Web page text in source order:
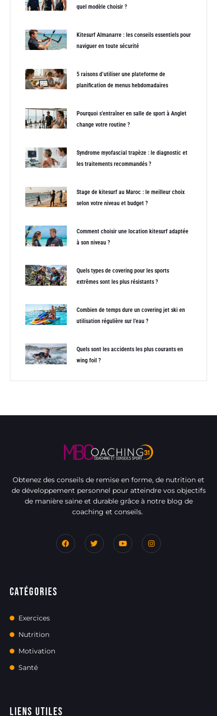
quel modèle choisir ?
Kitesurf Almanarre : les conseils essentiels pour
naviguer en toute sécurité
5 raisons d’utiliser une plateforme de
planification de menus hebdomadaires
Pourquoi s’entraîner en salle de sport à Anglet
change votre routine ?
Syndrome myofascial trapèze : le diagnostic et
les traitements recommandés ?
Stage de kitesurf au Maroc : le meilleur choix
selon votre niveau et budget ?
Comment choisir une location kitesurf adaptée
à son niveau ?
Quels types de covering pour les sports
extrêmes sont les plus résistants ?
Combien de temps dure un covering jet ski en
utilisation régulière sur l’eau ?
Quels sont les accidents les plus courants en
wing foil ?
Obtenez des conseils de remise en forme, de nutrition et
de développement personnel pour atteindre vos objectifs
de manière saine et durable grâce à notre blog de
coaching et conseils.
Catégories
Exercices
Nutrition
Motivation
Santé
Liens utiles